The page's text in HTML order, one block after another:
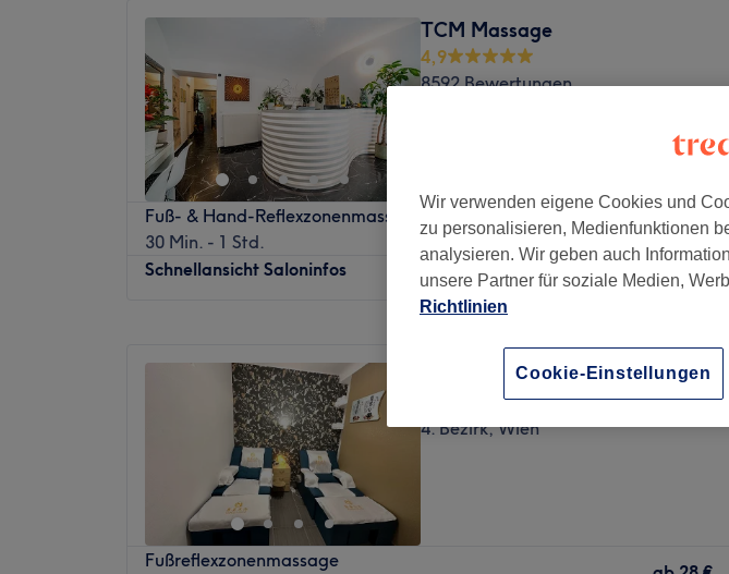
TCM Massage
4,9
8592 Bewertungen
Fuß- & Hand-Reflexzonenmassage 足底按摩
30 Min. - 1 Std.
ab 43 €
Schnellansicht Saloninfos
Mittwoch
Donnerstag
09:00
09:00–21:00
Sonntag
Dein Schulter- und Nackenbereich meldet sich immer häufiger
ungefragt und dein Kopf fühlt sich auch schon verknotet an? Bei TCM
Kangzimassage Spa Studio
566 Bewertungen
4. Bezirk, Wien
Fußreflexzonenmassage
Wir verwenden eigene Cookies und
zu personalisieren, Medienfunktionen
analysieren. Wir geben auch
unsere Partner für soziale Medien,
Richtlinien
Cookie-Einstellungen